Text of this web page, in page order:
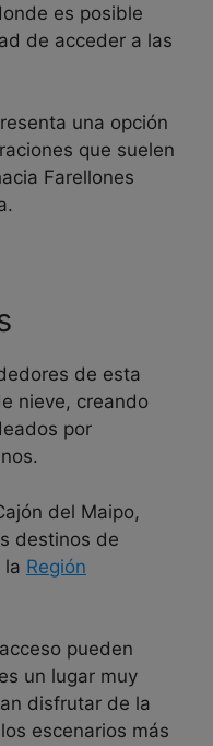
es posible
de acceder a las
una opción
que suelen
Farellones
de esta
nieve, creando
por
del Maipo,
destinos de
la Región
pueden
un lugar muy
disfrutar de la
escenarios más